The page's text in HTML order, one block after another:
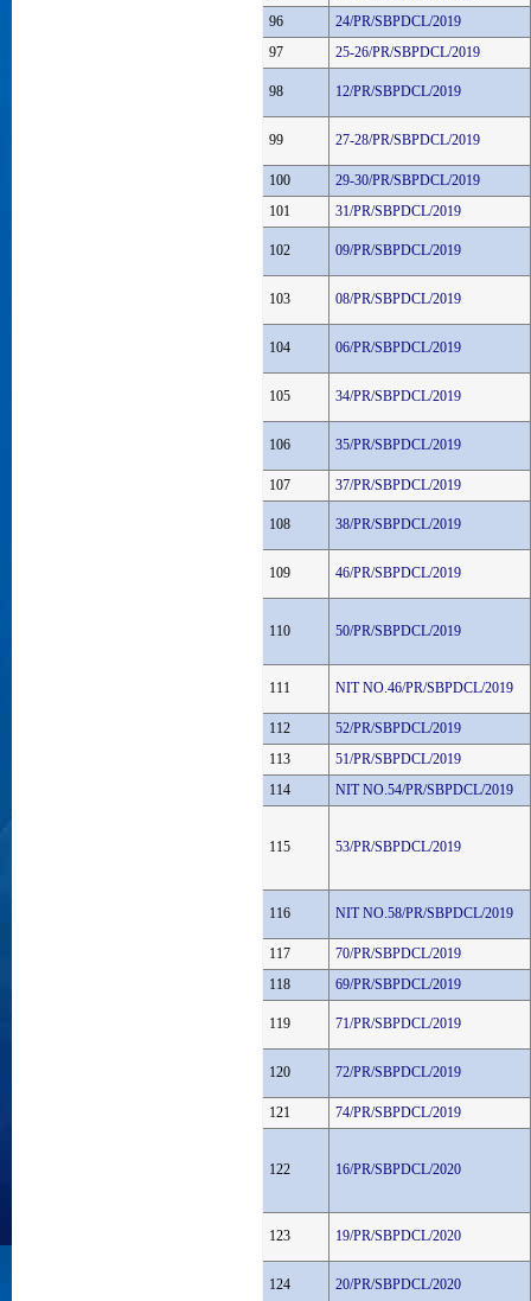
96
24/PR/SBPDCL/2019
97
25-26/PR/SBPDCL/2019
98 12/PR/SBPDCL/2019
99 27-28/PR/SBPDCL/2019
100
29-30/PR/SBPDCL/2019
101
31/PR/SBPDCL/2019
102 09/PR/SBPDCL/2019
103 08/PR/SBPDCL/2019
104 06/PR/SBPDCL/2019
105 34/PR/SBPDCL/2019
106 35/PR/SBPDCL/2019
107 37/PR/SBPDCL/2019
108 38/PR/SBPDCL/2019
109 46/PR/SBPDCL/2019
110 50/PR/SBPDCL/2019
111 NIT NO.46/PR/SBPDCL/2019
112
52/PR/SBPDCL/2019
113
51/PR/SBPDCL/2019
114
NIT NO.54/PR/SBPDCL/2019
115 53/PR/SBPDCL/2019
116 NIT NO.58/PR/SBPDCL/2019
117
70/PR/SBPDCL/2019
118
69/PR/SBPDCL/2019
119 71/PR/SBPDCL/2019
120 72/PR/SBPDCL/2019
121 74/PR/SBPDCL/2019
122 16/PR/SBPDCL/2020
123 19/PR/SBPDCL/2020
124 20/PR/SBPDCL/2020